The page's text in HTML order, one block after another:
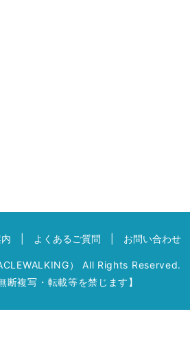
よくあるご質問 お問い合わせ
） All Rights Reserved.
断複写・転載等を禁じます】